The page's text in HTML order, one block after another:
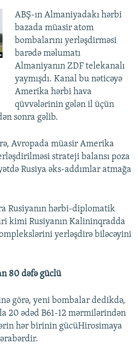
ABŞ-ın Almaniyadakı hərbi
bazada müasir atom
bombalarını yerləşdirməsi
barədə məlumatı
Almaniyanın ZDF telekanalı
yaymışdı. Kanal bu nəticəyə
Amerika hərbi hava
qüvvələrinin gələn il üçün
sonra gəlib.
Avropada müasir Amerika
strateji balansı poza
Rusiya əks-addımlar atmağa
Rusiyanın hərbi-diplomatik
kimi Rusiyanın Kalininqradda
yerləşdirə biləcəyini
80 dəfə güclü
görə, yeni bombalar dedikdə,
20 ədəd B61-12 mərmilərindən
hər birinin gücüHirosimaya